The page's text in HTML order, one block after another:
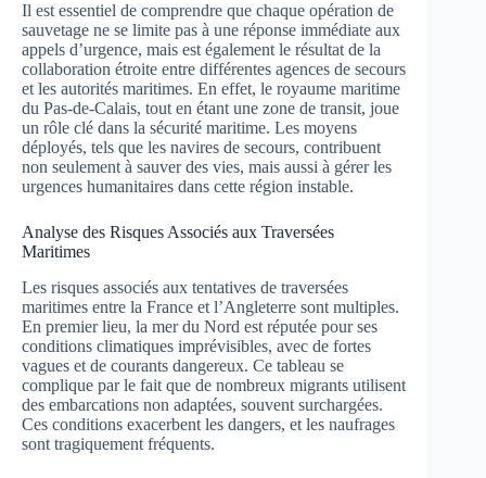
Il est essentiel de comprendre que chaque opération de
sauvetage ne se limite pas à une réponse immédiate aux
appels d’urgence, mais est également le résultat de la
collaboration étroite entre différentes agences de secours
et les autorités maritimes. En effet, le royaume maritime
du Pas-de-Calais, tout en étant une zone de transit, joue
un rôle clé dans la sécurité maritime. Les moyens
déployés, tels que les navires de secours, contribuent
non seulement à sauver des vies, mais aussi à gérer les
urgences humanitaires dans cette région instable.
Analyse des Risques Associés aux Traversées
Maritimes
Les risques associés aux tentatives de traversées
maritimes entre la France et l’Angleterre sont multiples.
En premier lieu, la mer du Nord est réputée pour ses
conditions climatiques imprévisibles, avec de fortes
vagues et de courants dangereux. Ce tableau se
complique par le fait que de nombreux migrants utilisent
des embarcations non adaptées, souvent surchargées.
Ces conditions exacerbent les dangers, et les naufrages
sont tragiquement fréquents.